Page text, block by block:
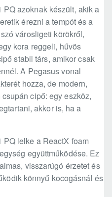
azoknak készült, akik a
érezni a tempót és a
városligeti körökről,
kora reggeli, hűvös
stabil társ, amikor csak
A Pegasus vonal
hozza, de modern,
cipő: egy eszköz,
akkor is, ha a
lelke a ReactX foam
együttműködése. Ez
visszarúgó érzetet és
könnyű kocogásnál és